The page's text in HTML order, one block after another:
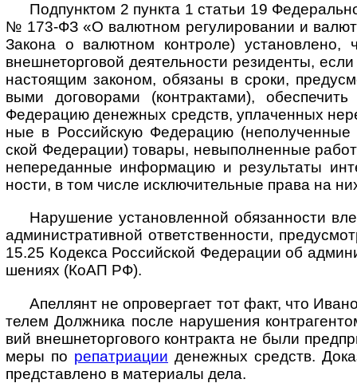
Подпунктом 2 пункта 1 статьи 19
№ 173-ФЗ «О валют­ном регу­лиро­вании и
Закона о валют­ном конт­роле) уста­нов­лено,
внешне­тор­говой деятель­ности рези­денты,
насто­ящим зако­ном, обя­заны в сроки,
выми догово­рами (конт­рак­тами),
Феде­рацию денеж­ных средств, упла­ченных
ные в Россий­скую Феде­рацию
ской Феде­рации) товары, невыпол­нен­ные
непере­дан­ные инфор­мацию и резуль­таты
ности, в том числе исклю­чи­тель­ные права на
Нарушение установленной обязанности
адми­ни­ст­ра­тив­ной ответ­ст­вен­но­сти,
15.25 Коде­кса Россий­ской Феде­рации об
ше­ниях (КоАП РФ).
Апеллянт не опровергает тот факт, что
те­лем Долж­ника после нару­шения
вий внешне­торго­вого конт­ракта не были
меры по репат­риации денеж­ных средств.
пред­став­лено в мате­риалы дела.